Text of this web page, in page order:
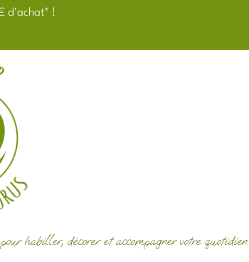
d'achat* !
habiller, décorer et accompagner votre quotidien.